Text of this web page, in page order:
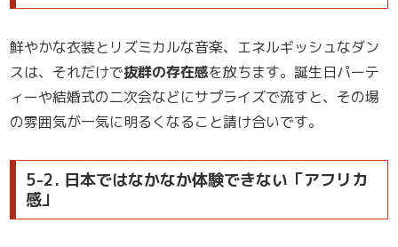
鮮やかな衣装とリズミカルな音楽、エネルギッシュなダン
スは、それだけで抜群の存在感を放ちます。誕生日パーテ
ィーや結婚式の二次会などにサプライズで流すと、その場
の雰囲気が一気に明るくなること請け合いです。
5-2. 日本ではなかなか体験できない「アフリカ
感」